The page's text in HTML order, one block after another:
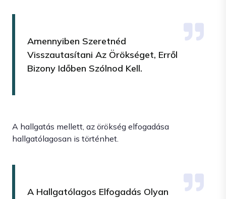
Amennyiben Szeretnéd
Visszautasítani Az Örökséget, Erről
Bizony Időben Szólnod Kell.
A hallgatás mellett, az örökség elfogadása
hallgatólagosan is történhet.
A Hallgatólagos Elfogadás Olyan